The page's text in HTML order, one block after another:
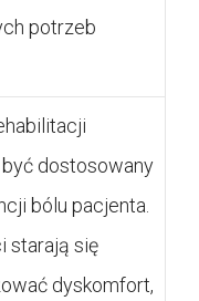
potrzeb
dostosowany
bólu pacjenta.
starają się
dyskomfort,